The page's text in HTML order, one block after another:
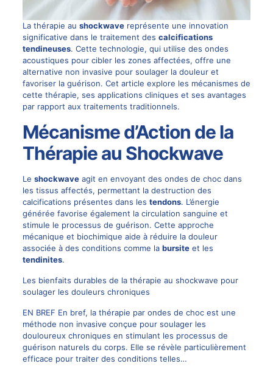
La thérapie au shockwavereprésente une innovation
significative dans le traitement des calcifications
tendineuses. Cette technologie, qui utilise des ondes
acoustiques pour cibler les zones affectées, offre une
alternative non invasive pour soulager la douleur et
favoriser la guérison. Cet article explore les mécanismes de
cette thérapie, ses applications cliniques et ses avantages
par rapport aux traitements traditionnels.
Mécanisme d’Action de la
Thérapie au Shockwave
Le shockwaveagit en envoyant des ondes de choc dans
les tissus affectés, permettant la destruction des
calcifications présentes dans les tendons. L’énergie
générée favorise également la circulation sanguine et
stimule le processus de guérison. Cette approche
mécanique et biochimique aide à réduire la douleur
associée à des conditions comme la bursiteet les
tendinites.
Les bienfaits durables de la thérapie au shockwave pour
soulager les douleurs chroniques
EN BREF En bref, la thérapie par ondes de choc est une
méthode non invasive conçue pour soulager les
douloureux chroniques en stimulant les processus de
guérison naturels du corps. Elle se révèle particulièrement
efficace pour traiter des conditions telles…